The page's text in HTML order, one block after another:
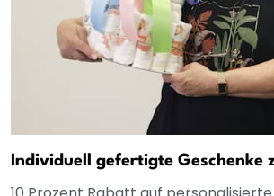
Individuell gefertigte Geschenke